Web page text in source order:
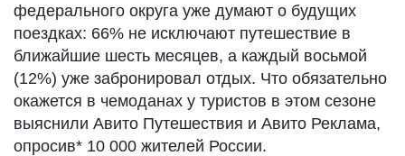
федерального округа уже думают о будущих
поездках: 66% не исключают путешествие в
ближайшие шесть месяцев, а каждый восьмой
(12%) уже забронировал отдых. Что обязательно
окажется в чемоданах у туристов в этом сезоне
выяснили Авито Путешествия и Авито Реклама,
опросив* 10 000 жителей России.